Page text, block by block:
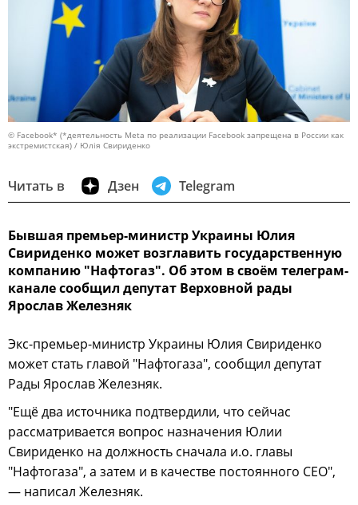
© Facebook* (*деятельность Meta по реализации Facebook запрещена в России как
экстремистская) / Юлія Свириденко
Читать в Дзен Telegram
Бывшая премьер-министр Украины Юлия
Свириденко может возглавить государственную
компанию "Нафтогаз". Об этом в своём телеграм-
канале сообщил депутат Верховной рады
Ярослав Железняк
Экс-премьер-министр Украины Юлия Свириденко
может стать главой "Нафтогаза", сообщил депутат
Рады Ярослав Железняк.
"Ещё два источника подтвердили, что сейчас
рассматривается вопрос назначения Юлии
Свириденко на должность сначала и.о. главы
"Нафтогаза", а затем и в качестве постоянного CEO",
— написал Железняк.